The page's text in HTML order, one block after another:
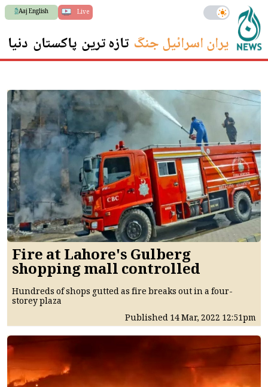
Live
Aaj English
ایران اسرائیل جنگ تازہ ترین پاکستان دنیا
Fire at Lahore's Gulberg
shopping mall controlled
Hundreds of shops gutted as fire breaks out in a four-
storey plaza
Published14 Mar, 2022 12:51pm